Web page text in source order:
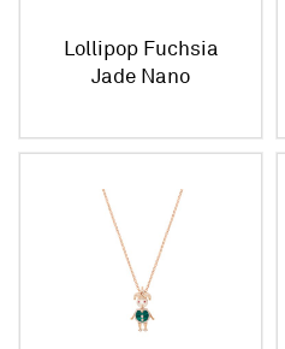
Lollipop Fuchsia
Jade Nano